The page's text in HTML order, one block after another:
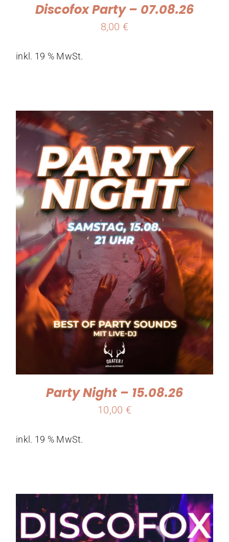
Discofox Party – 07.08.26
8,00€
inkl. 19 % MwSt.
Party Night – 15.08.26
10,00 €
inkl. 19 % MwSt.